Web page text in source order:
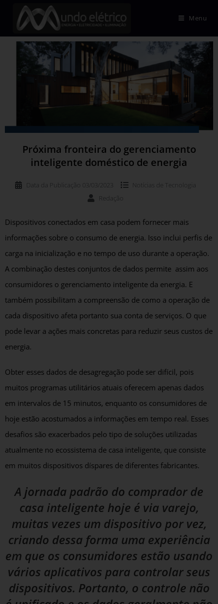
Menu
Próxima fronteira do gerenciamento
inteligente doméstico de energia
Data da Publicação 03/03/2023 Notícias de
Tecnologia
Redação
Dispositivos conectados em casa podem fornecer mais
informações sobre o consumo de energia. Isso inclui perfis de
carga na inicialização e no tempo de uso durante a operação.
A combinação destes conjuntos de dados permite assim aos
consumidores o gerenciamento inteligente da energia. E
também possibilitam a compreensão de como a operação de
cada dispositivo afeta portanto sua conta de serviços. O que
pode levar a ações mais concretas para reduzir seus custos de
energia.
Obter esses dados de desagregação pode ser difícil, pois
muitos programas utilitários atuais oferecem apenas dados
em intervalos de 15 minutos, enquanto os consumidores de
hoje estão acostumados a informações em tempo real. Esses
desafios são exacerbados pelo tipo de soluções utilizadas
atualmente no ecossistema de casa inteligente, que consiste
em muitos dispositivos díspares de diferentes fabricantes.
A jornada padrão do comprador de
casa inteligente hoje é via varejo,
muitas vezes um dispositivo por vez,
criando dessa forma uma experiência
em que os consumidores estão usando
vários aplicativos para controlar seus
dispositivos. Portanto, o controle não